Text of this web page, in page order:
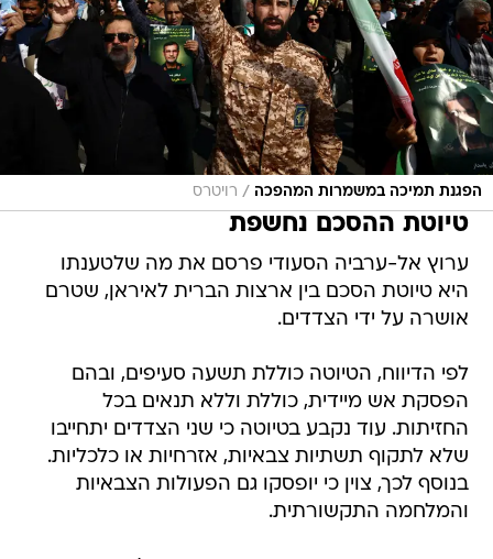
הפגנת תמיכה במשמרות המהפכה / רויטרס
טיוטת ההסכם נחשפת
ערוץ אל-ערביה הסעודי פרסם את מה שלטענתו
היא טיוטת הסכם בין ארצות הברית לאיראן, שטרם
אושרה על ידי הצדדים.
לפי הדיווח, הטיוטה כוללת תשעה סעיפים, ובהם
הפסקת אש מיידית, כוללת וללא תנאים בכל
החזיתות. עוד נקבע בטיוטה כי שני הצדדים יתחייבו
שלא לתקוף תשתיות צבאיות, אזרחיות או כלכליות.
בנוסף לכך, צוין כי יופסקו גם הפעולות הצבאיות
והמלחמה התקשורתית.